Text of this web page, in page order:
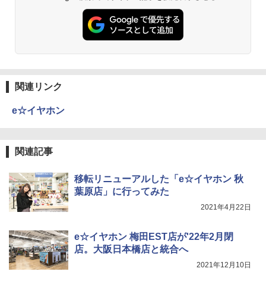
関連リンク
e☆イヤホン
関連記事
移転リニューアルした「e☆イヤホン 秋
葉原店」に行ってみた
2021年4月22日
e☆イヤホン 梅田EST店が'22年2月閉
店。大阪日本橋店と統合へ
2021年12月10日